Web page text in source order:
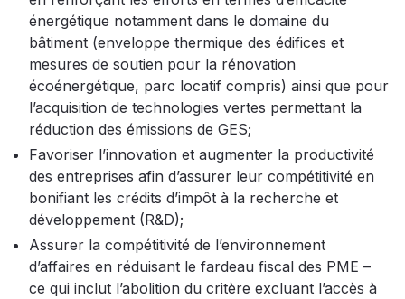
énergétique notamment dans le domaine du
bâtiment (enveloppe thermique des édifices et
mesures de soutien pour la rénovation
écoénergétique, parc locatif compris) ainsi que pour
l’acquisition de technologies vertes permettant la
réduction des émissions de GES;
Favoriser l’innovation et augmenter la productivité
des entreprises afin d’assurer leur compétitivité en
bonifiant les crédits d’impôt à la recherche et
développement (R&D);
Assurer la compétitivité de l’environnement
d’affaires en réduisant le fardeau fiscal des PME –
ce qui inclut l’abolition du critère excluant l’accès à